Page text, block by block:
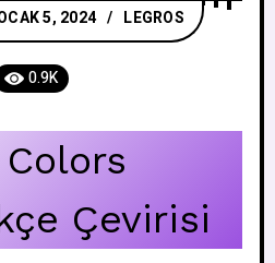
5, 2024 LEGROS
0.9K
Çevirisi